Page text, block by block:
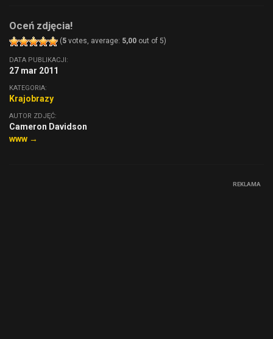
Oceń zdjęcia!
(5 votes, average: 5,00 out of 5)
DATA PUBLIKACJI:
27 mar 2011
KATEGORIA:
Krajobrazy
AUTOR ZDJĘĆ:
Cameron Davidson
www →
REKLAMA